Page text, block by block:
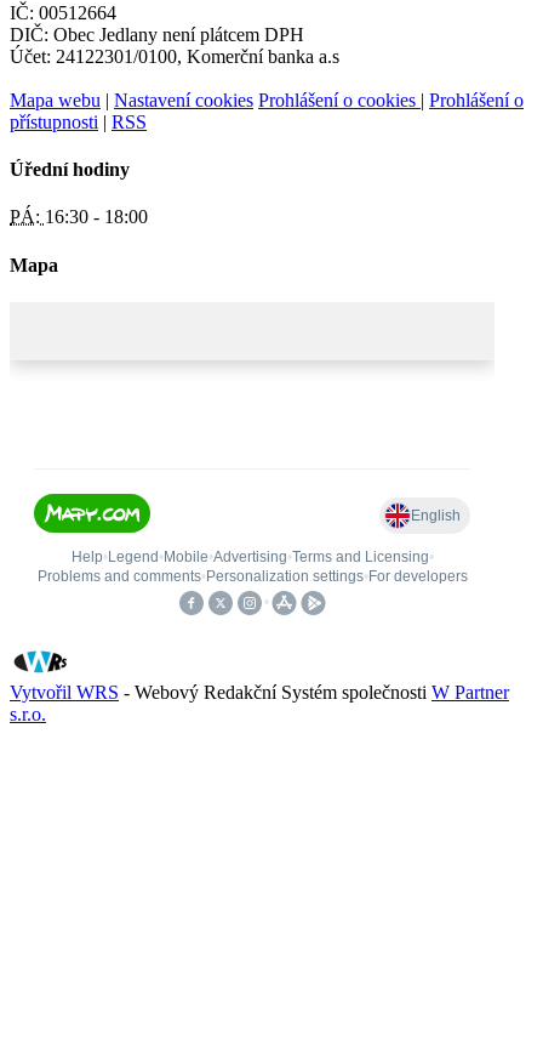
IČ: 00512664
DIČ: Obec Jedlany není plátcem DPH
Účet: 24122301/0100, Komerční banka a.s
Mapa webu | Nastavení cookies Prohlášení o cookies | Prohlášení o
přístupnosti | RSS
Úřední hodiny
PÁ: 16:30 - 18:00
Mapa
Vytvořil WRS - Webový Redakční Systém společnosti W Partner
s.r.o.